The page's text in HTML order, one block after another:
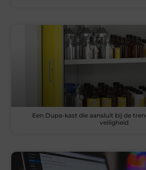
Een Dupa-kast die aansluit bij de
veiligheid